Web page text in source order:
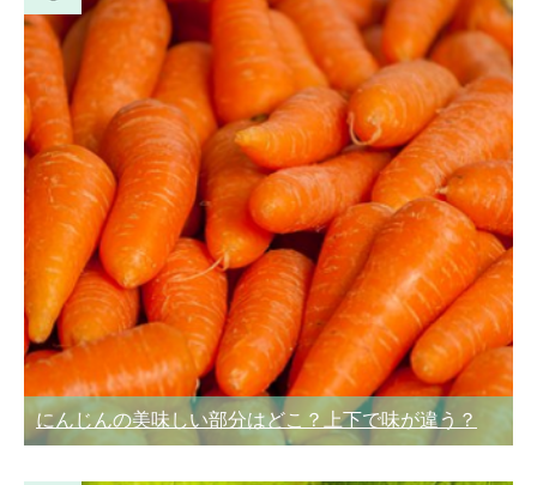
にんじんの美味しい部分はどこ？上下で味が違う？